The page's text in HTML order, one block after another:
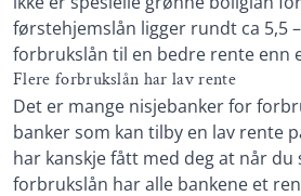
Lånedetaljer
Nedbetalingstid: 1 - 15 år
Etableringsgebyr: 950 kr
Termingebyr: 30 kr
långivere
Bruk låneformidlere for å finne
lav rente
Få et lån med lav rente med
låneformidler
Hvilke grep kan jeg gjøre for få
førstehjemslån ligger rundt ca 5,5
forbrukslån til en bedre rente enn
Flere forbrukslån har lav rente
Det er mange nisjebanker for
banker som kan tilby en lav rente
har kanskje fått med deg at når du
forbrukslån har alle bankene et